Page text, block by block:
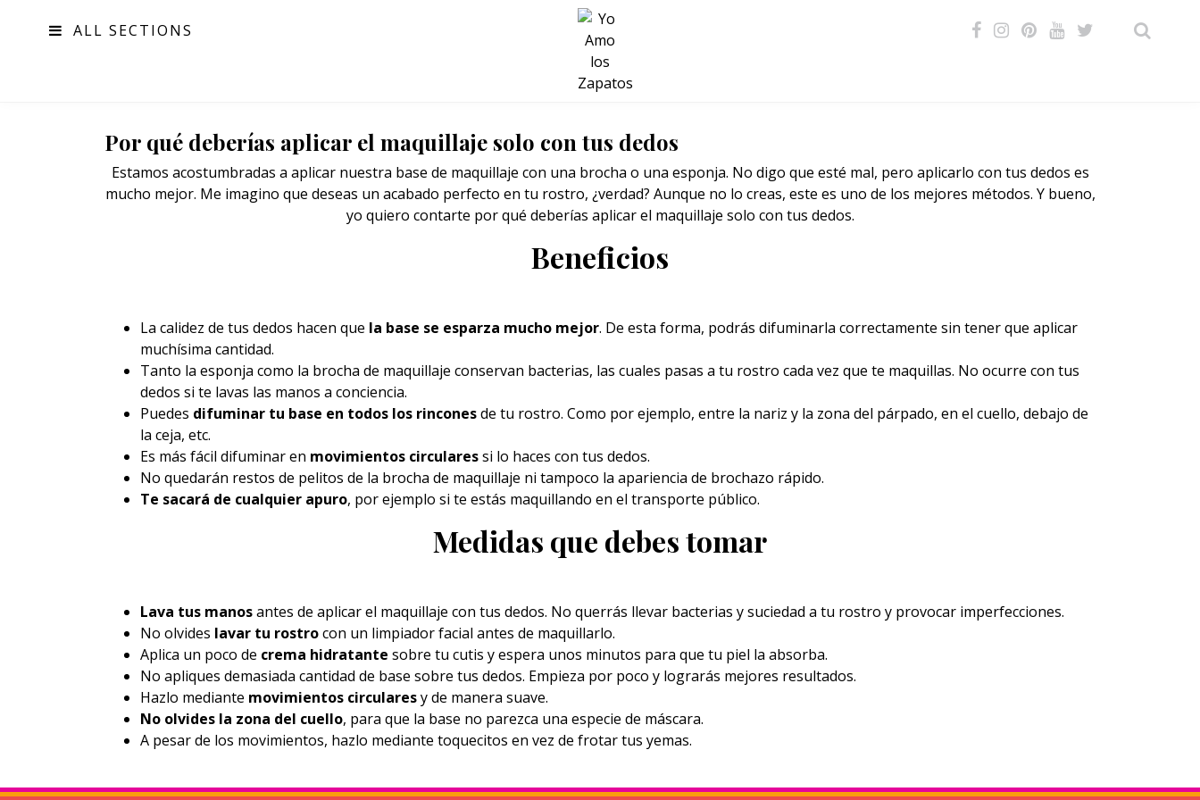
ALL SECTIONS
SALUD
Por qué deberías aplicar el maquillaje solo con tus dedos
Estamos acostumbradas a aplicar nuestra base de maquillaje con una brocha o una esponja. No digo que esté mal, pero aplicarlo con tus dedos es
mucho mejor. Me imagino que deseas un acabado perfecto en tu rostro, ¿verdad? Aunque no lo creas, este es uno de los mejores métodos. Y bueno,
yo quiero contarte por qué deberías aplicar el maquillaje solo con tus dedos.
Beneficios
La calidez de tus dedos hacen que la base se esparza mucho mejor. De esta forma, podrás difuminarla correctamente sin tener que aplicar
muchísima cantidad.
Tanto la esponja como la brocha de maquillaje conservan bacterias, las cuales pasas a tu rostro cada vez que te maquillas. No ocurre con tus
dedos si te lavas las manos a conciencia.
Puedes difuminar tu base en todos los rinconesde tu rostro. Como por ejemplo, entre la nariz y la zona del párpado, en el cuello, debajo de
la ceja, etc.
Es más fácil difuminar en movimientos circularessi lo haces con tus dedos.
No quedarán restos de pelitos de la brocha de maquillaje ni tampoco la apariencia de brochazo rápido.
Te sacará de cualquier apuro, por ejemplo si te estás maquillando en el transporte público.
Medidas que debes tomar
Lava tus manosantes de aplicar el maquillaje con tus dedos. No querrás llevar bacterias y suciedad a tu rostro y provocar imperfecciones.
No olvides lavar tu rostrocon un limpiador facial antes de maquillarlo.
Aplica un poco de crema hidratante sobre tu cutis y espera unos minutos para que tu piel la absorba.
No apliques demasiada cantidad de base sobre tus dedos. Empieza por poco y lograrás mejores resultados.
Hazlo mediante movimientos circularesy de manera suave.
No olvides la zona del cuello, para que la base no parezca una especie de máscara.
A pesar de los movimientos, hazlo mediante toquecitos en vez de frotar tus yemas.